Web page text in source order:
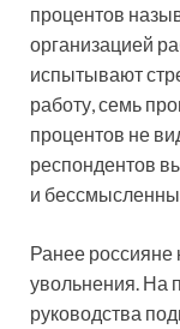
процентов
организацией
испытывают
работу, семь
процентов не
респондентов
и
Ранее россияне
увольнения. На
руководства